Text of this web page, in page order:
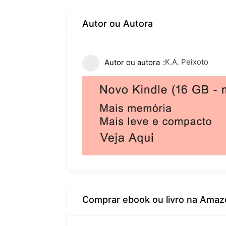
Autor ou Autora
Autor ou autora K.A. Peixoto
Comprar ebook ou livro na